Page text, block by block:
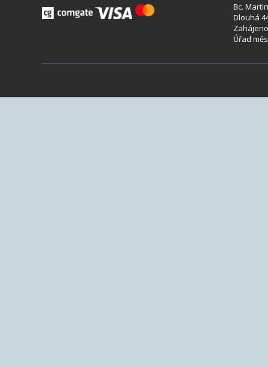
Bc.
Dlouhá
Úřad